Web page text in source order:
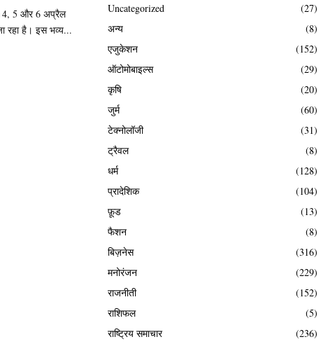
4, 5 और 6 अप्रैल
रहा है। इस भव्य...
Uncategorized
(27)
अन्य
(8)
एजुकेशन
(152)
ऑटोमोबाइल्स
(29)
कृषि
(20)
जुर्म
(60)
टेक्नोलॉजी
(31)
ट्रैवल
(8)
धर्म
(128)
प्रादेशिक
(104)
फ़ूड
(13)
फैशन
(8)
बिज़नेस
(316)
मनोरंजन
(229)
राजनीती
(152)
राशिफल
(5)
राष्ट्रिय समाचार
(236)